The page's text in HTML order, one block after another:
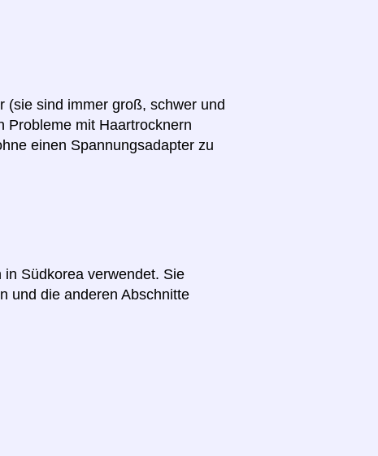
(sie sind immer groß, schwer und
Probleme mit Haartrocknern
einen Spannungsadapter zu
Südkorea verwendet. Sie
und die anderen Abschnitte